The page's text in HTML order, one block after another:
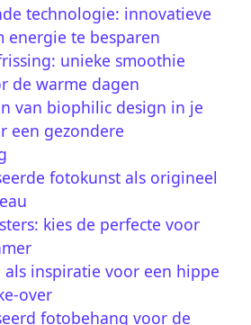
technologie: innovatieve
energie te besparen
unieke smoothie
de warme dagen
van biophilic design in je
een gezondere
fotokunst als origineel
kies de perfecte voor
als inspiratie voor een hippe
over
fotobehang voor de